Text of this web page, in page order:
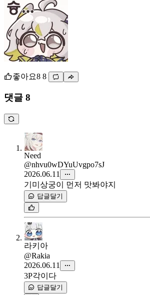
좋아요8 8
댓글 8
Need
@nhvu0wDYuUvgpo7sJ
2026.06.11
기미상궁이 먼저 맛봐야지
답글달기
라키아
@Rakia
2026.06.11
3P각이다
답글달기